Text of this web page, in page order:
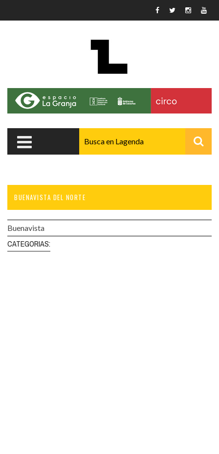
BUENAVISTA DEL NORTE
Buenavista
CATEGORIAS: